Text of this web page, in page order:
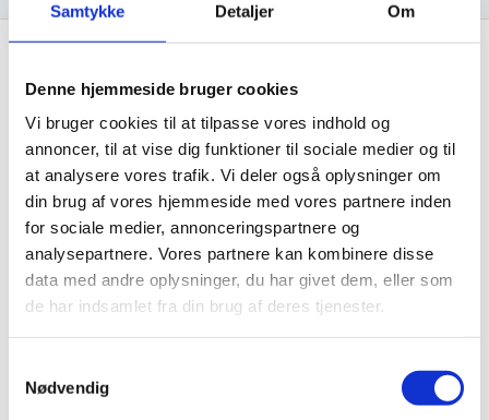
Samtykke Detaljer Om
Denne hjemmeside bruger cookies
Vi bruger cookies til at tilpasse vores indhold og
annoncer, til at vise dig funktioner til sociale medier og til
at analysere vores trafik. Vi deler også oplysninger om
din brug af vores hjemmeside med vores partnere inden
for sociale medier, annonceringspartnere og
analysepartnere. Vores partnere kan kombinere disse
data med andre oplysninger, du har givet dem, eller som
de har indsamlet fra din brug af deres tjenester.
Nødvendig
Få de bedste tilbud først!
Husk at tilmelde dig vores nyhedsbrev og vær først
til de bedste tilbud. Og bare rolig, vi spammer dig
ikke, men sender kun relevante tilbud og
informationer til dig.